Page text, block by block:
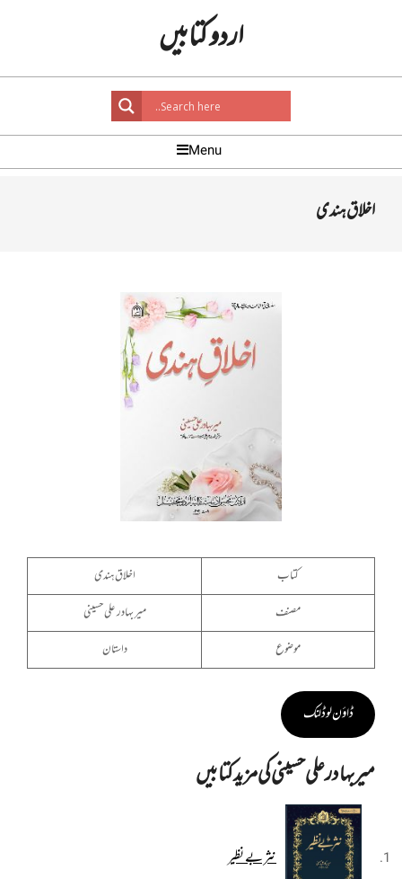
اردو کتابیں
Navigation
Menu
اخلاق ہندی
کتاب
اخلاق ہندی
مصنف
میر بہادر علی حسینی
موضوع
داستان
ڈاؤن لوڈ لنک
میر بہادر علی حسینی کی مزید کتابیں
نثر بے نظیر